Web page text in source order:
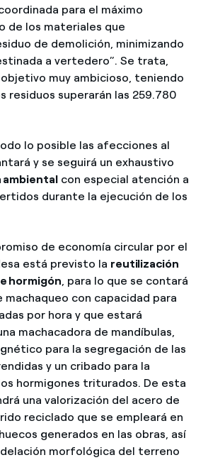
para el máximo
de los materiales que
de demolición, minimizando
a vertedero”. Se trata,
muy ambicioso, teniendo
residuos superarán las 259.780
lo posible las afecciones al
y se seguirá un exhaustivo
ambientalcon especial atención a
durante la ejecución de los
de economía circular por el
está previsto la reutilización
hormigón, para lo que se contará
machaqueo con capacidad para
por hora y que estará
machacadora de mandíbulas,
para la segregación de las
y un cribado para la
hormigones triturados. De esta
una valorización del acero de
reciclado que se empleará en
generados en las obras, así
morfológica del terreno